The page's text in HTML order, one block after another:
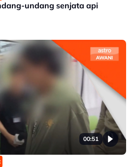
undang senjata api
00:51